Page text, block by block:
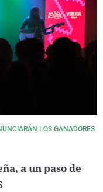
LOS GANADORES
a un paso de